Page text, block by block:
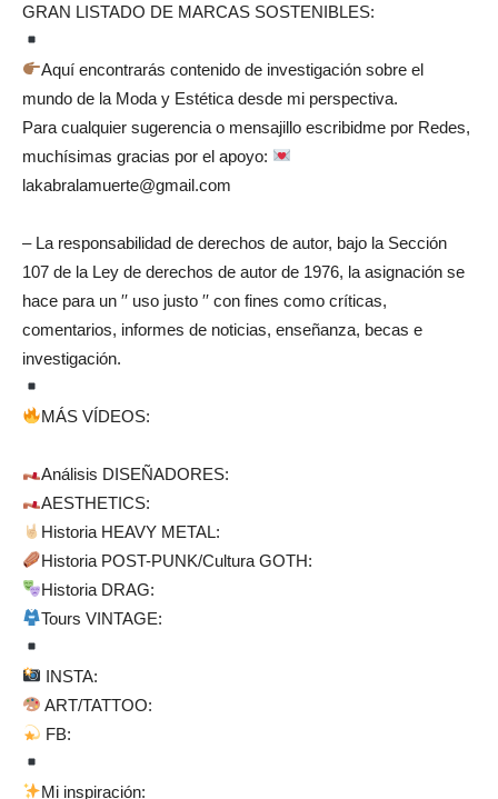
GRAN LISTADO DE MARCAS SOSTENIBLES:
Aquí encontrarás contenido de investigación sobre el
mundo de la Moda y Estética desde mi perspectiva.
Para cualquier sugerencia o mensajillo escribidme por Redes,
muchísimas gracias por el apoyo:
lakabralamuerte@gmail.com
– La responsabilidad de derechos de autor, bajo la Sección
107 de la Ley de derechos de autor de 1976, la asignación se
hace para un ′′ uso justo ′′ con fines como críticas,
comentarios, informes de noticias, enseñanza, becas e
investigación.
MÁS VÍDEOS:
Análisis DISEÑADORES:
AESTHETICS:
Historia HEAVY METAL:
Historia POST-PUNK/Cultura GOTH:
Historia DRAG:
Tours VINTAGE:
INSTA:
ART/TATTOO:
FB:
Mi inspiración: